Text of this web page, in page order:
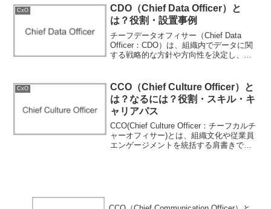
面からも、人類の持続的発展に...
CxO
CDO（Chief Data Officer）と
は？役割・設置事例
チーフデータオフィサー（Chief Data
Officer：CDO）は、組織内でデータに関
する戦略的な方針や方向性を決定し、デ
金融やIT、小売、ヘルスケア業界、メデ
ィ...
CxO
CCO（Chief Culture Officer）と
は？なるには？役割・スキル・キ
ャリアパス
CCO(Chief Culture Officer：チーフカルチ
ャーオフィサー)とは、組織文化や従業員
エンゲージメントを統括する肩書きで